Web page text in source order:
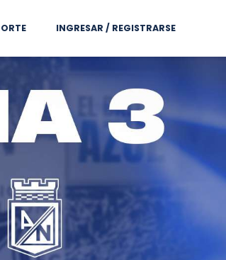
INGRESAR / REGISTRARSE